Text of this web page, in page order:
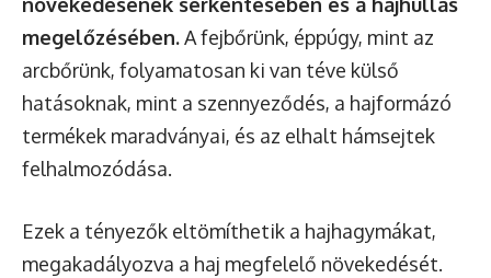
megelőzésében.A fejbőrünk, éppúgy, mint az
arcbőrünk, folyamatosan ki van téve külső
hatásoknak, mint a szennyeződés, a hajformázó
termékek maradványai, és az elhalt hámsejtek
felhalmozódása.
Ezek a tényezők eltömíthetik a hajhagymákat,
megakadályozva a haj megfelelő növekedését.